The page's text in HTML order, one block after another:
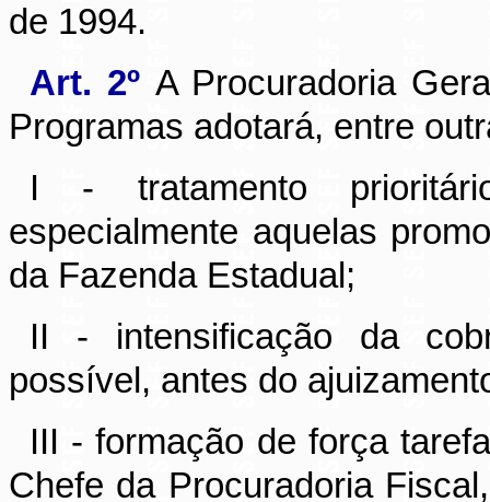
de 1994.
Art. 2º A Procuradoria
Programas adotará, entre
I - tratamento
especialmente aquelas
da Fazenda Estadual;
II - intensificação da
possível, antes do
III - formação de força
Chefe da Procuradoria